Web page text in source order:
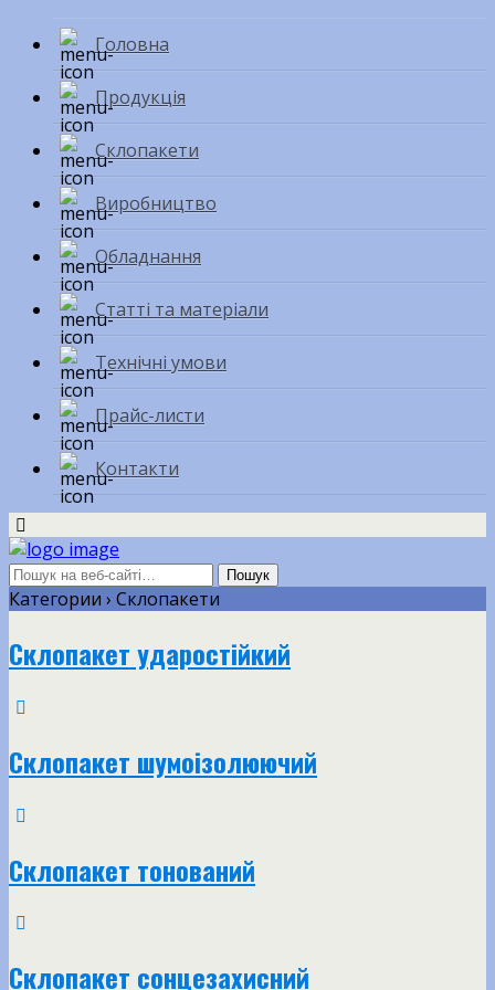
Головна
Продукція
Склопакети
Виробництво
Обладнання
Статті та матеріали
Технічні умови
Прайс-листи
Контакти
Категории › Склопакети
Склопакет ударостійкий
Склопакет шумоізолюючий
Склопакет тонований
Склопакет сонцезахисний